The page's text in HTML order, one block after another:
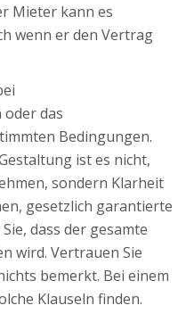
Mieter kann es
wenn er den Vertrag
das
Bedingungen.
ist es nicht,
sondern Klarheit
gesetzlich garantierte
dass der gesamte
wird. Vertrauen Sie
bemerkt. Bei einem
Klauseln finden.